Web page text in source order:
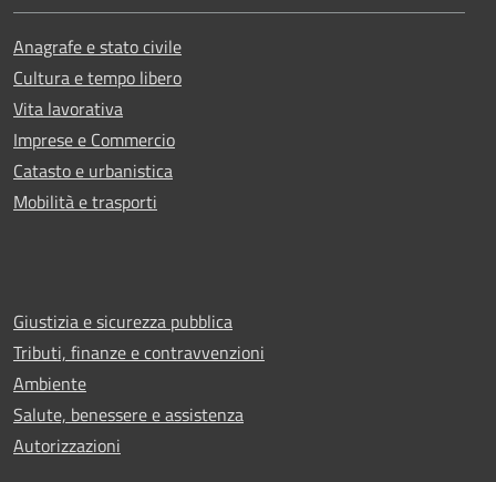
Anagrafe e stato civile
Cultura e tempo libero
Vita lavorativa
Imprese e Commercio
Catasto e urbanistica
Mobilità e trasporti
Giustizia e sicurezza pubblica
Tributi, finanze e contravvenzioni
Ambiente
Salute, benessere e assistenza
Autorizzazioni